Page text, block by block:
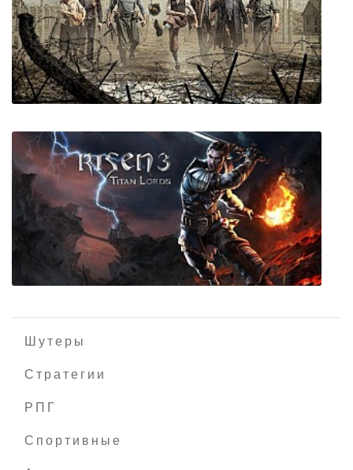
Labyrinth of the Witch
War Mongrels
Шутеры
Стратегии
РПГ
Спортивные